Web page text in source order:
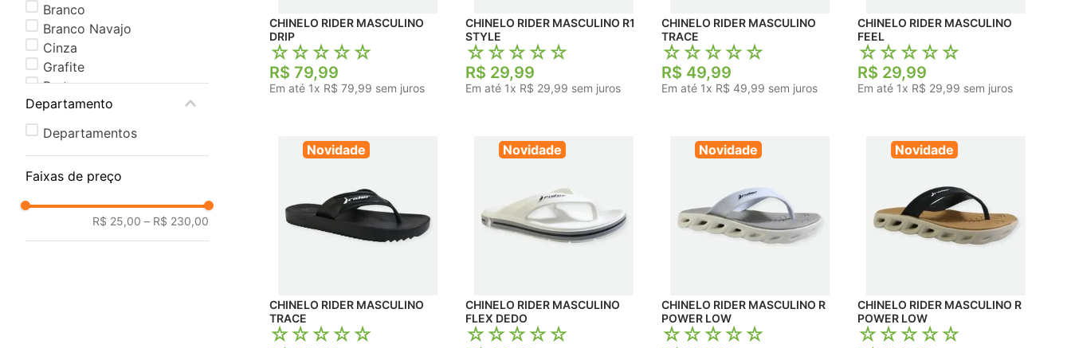
Branco
Branco Navajo
Cinza
Grafite
Preto
Verde
Departamento
Departamentos
Faixas de preço
R$ 25,00 – R$ 230,00
CHINELO RIDER MASCULINO
DRIP
☆☆☆☆☆
R$ 79,99
Em até 1x R$ 79,99 sem juros
CHINELO RIDER MASCULINO R1
STYLE
☆☆☆☆☆
R$ 29,99
Em até 1x R$ 29,99 sem juros
CHINELO RIDER MASCULINO
TRACE
☆☆☆☆☆
R$ 49,99
Em até 1x R$ 49,99 sem juros
CHINELO RIDER MASCULINO
FEEL
☆☆☆☆☆
R$ 29,99
Em até 1x R$ 29,99 sem juros
Novidade
CHINELO RIDER MASCULINO
TRACE
☆☆☆☆☆
Novidade
CHINELO RIDER MASCULINO
FLEX DEDO
☆☆☆☆☆
Novidade
CHINELO RIDER MASCULINO R
POWER LOW
☆☆☆☆☆
Novidade
CHINELO RIDER MASCULINO R
POWER LOW
☆☆☆☆☆